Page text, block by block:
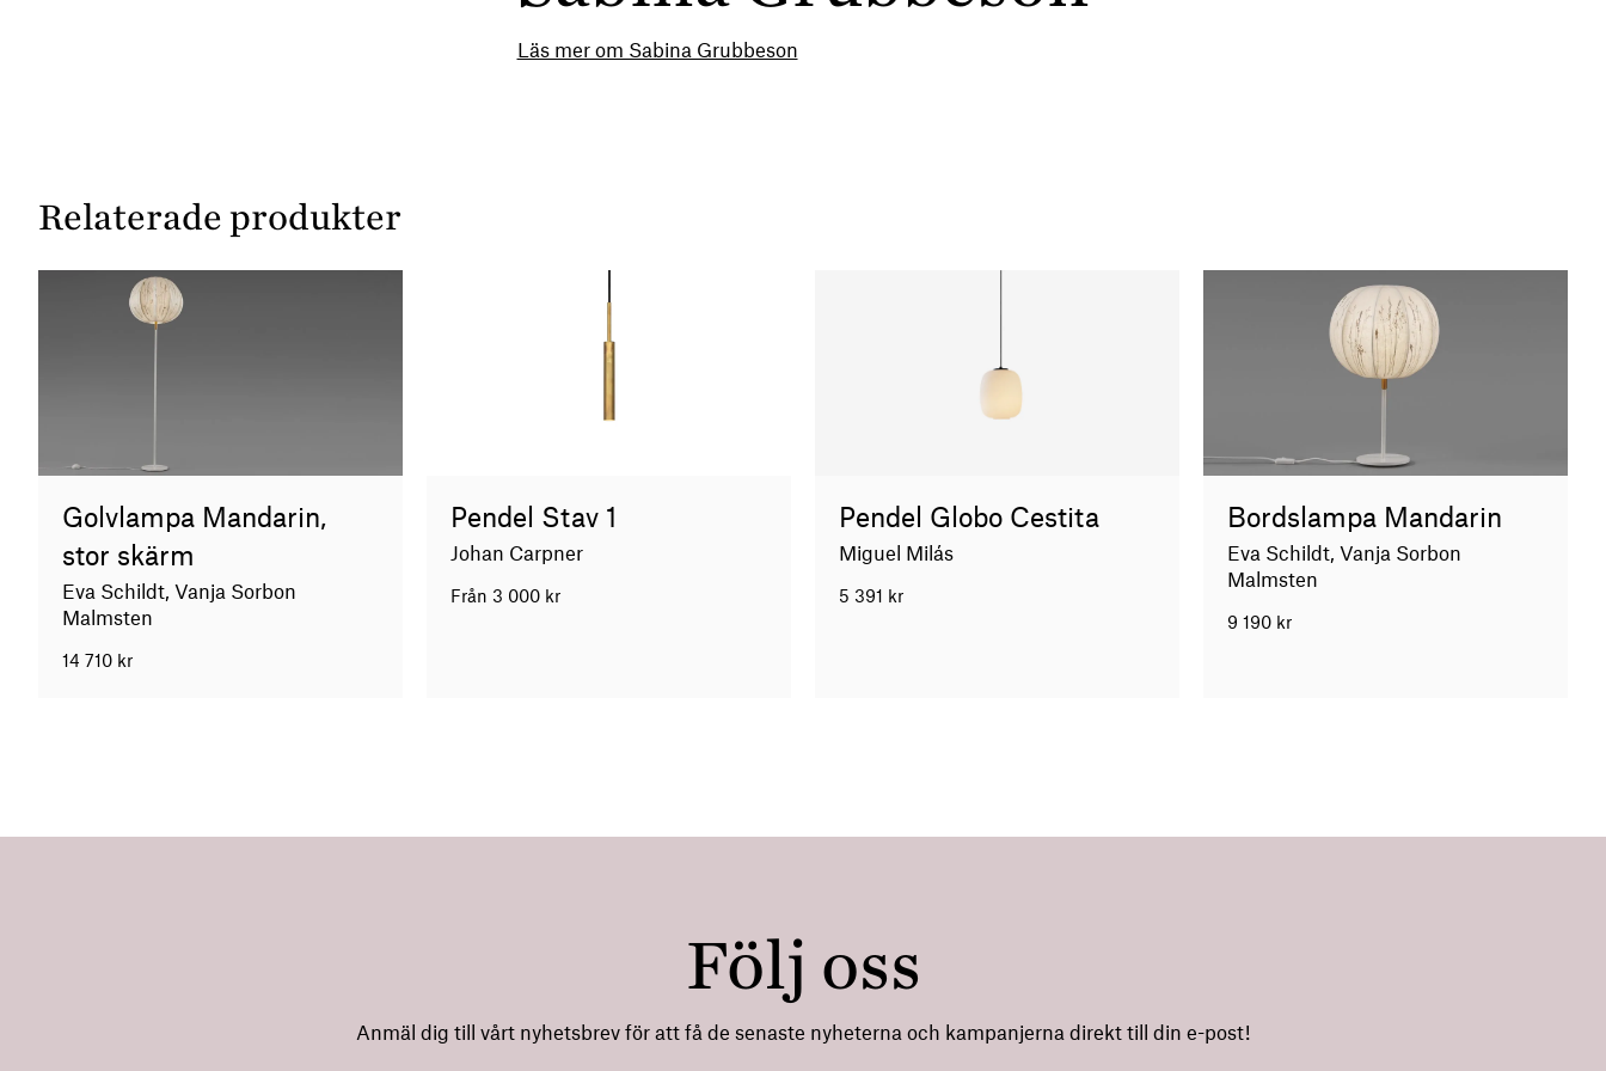
Läs mer om Sabina Grubbeson
Relaterade produkter
Golvlampa Mandarin,
stor skärm
Eva Schildt, Vanja Sorbon
Malmsten
14 710 kr
Pendel Stav 1
Johan Carpner
Från 3 000 kr
Pendel Globo Cestita
Miguel Milás
5 391 kr
Bordslampa Mandarin
Eva Schildt, Vanja Sorbon
Malmsten
9 190 kr
Följ oss
Anmäl dig till vårt nyhetsbrev för att få de senaste nyheterna och kampanjerna direkt till din e-post!